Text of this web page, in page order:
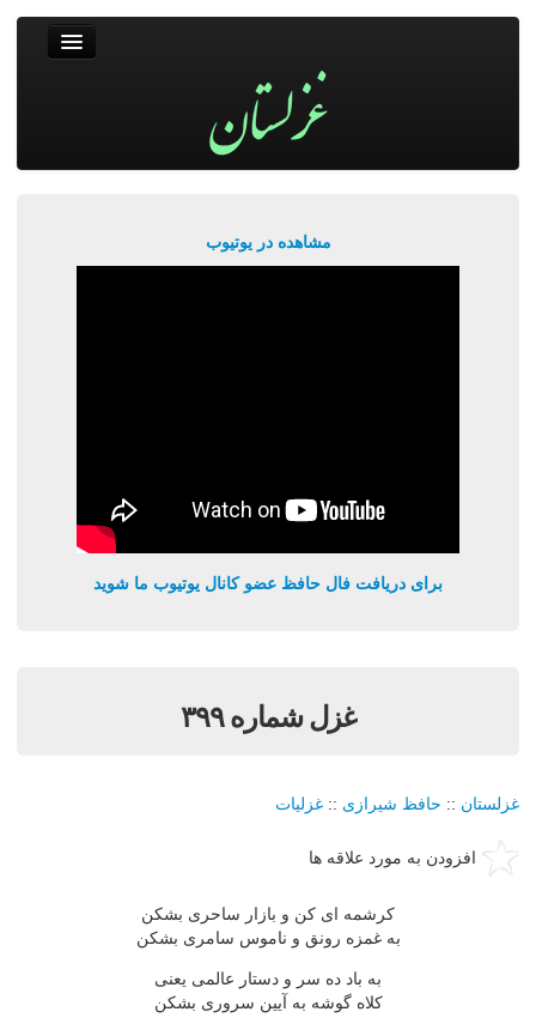
مشاهده در یوتیوب
برای دریافت فال حافظ عضو کانال یوتیوب ما شوید
غزل شماره ۳۹۹
غزلستان :: حافظ شیرازی :: غزلیات
افزودن به مورد علاقه ها
کرشمه ای کن و بازار ساحری بشکن
به غمزه رونق و ناموس سامری بشکن
به باد ده سر و دستار عالمی یعنی
کلاه گوشه به آیین سروری بشکن